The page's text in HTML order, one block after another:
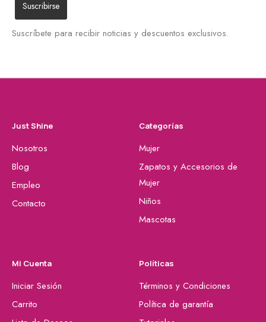
Suscríbete para recibir noticias y descuentos exclusivos.
Just Shine
Nosotros
Blog
Empleo
Contacto
Categorías
Mujer
Zapatos y Accesorios de
Mujer
Niños
Mascotas
Mi Cuenta
Iniciar Sesión
Carrito
Políticas
Términos y Condiciones
Política de garantía